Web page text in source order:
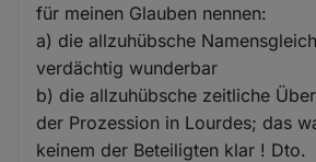
für meinen Glauben nennen:
a) die allzuhübsche
verdächtig wunderbar
b) die allzuhübsche zeitliche
der Prozession in Lourdes; das
keinem der Beteiligten klar ! Dto.